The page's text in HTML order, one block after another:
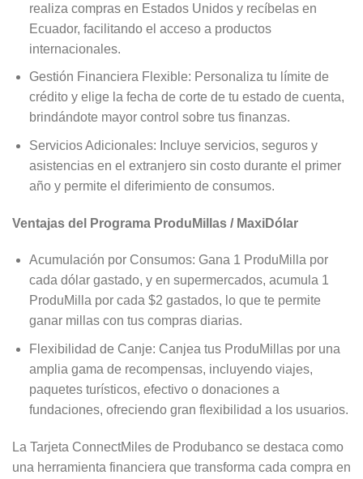
realiza compras en Estados Unidos y recíbelas en
Ecuador, facilitando el acceso a productos
internacionales.
Gestión Financiera Flexible: Personaliza tu límite de
crédito y elige la fecha de corte de tu estado de cuenta,
brindándote mayor control sobre tus finanzas.
Servicios Adicionales: Incluye servicios, seguros y
asistencias en el extranjero sin costo durante el primer
año y permite el diferimiento de consumos.
Ventajas del Programa ProduMillas / MaxiDólar
Acumulación por Consumos: Gana 1 ProduMilla por
cada dólar gastado, y en supermercados, acumula 1
ProduMilla por cada $2 gastados, lo que te permite
ganar millas con tus compras diarias.
Flexibilidad de Canje: Canjea tus ProduMillas por una
amplia gama de recompensas, incluyendo viajes,
paquetes turísticos, efectivo o donaciones a
fundaciones, ofreciendo gran flexibilidad a los usuarios.
La Tarjeta ConnectMiles de Produbanco se destaca como
una herramienta financiera que transforma cada compra en